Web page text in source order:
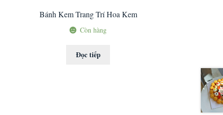
Bánh Kem Trang Trí Hoa Kem
Còn hàng
Đọc tiếp